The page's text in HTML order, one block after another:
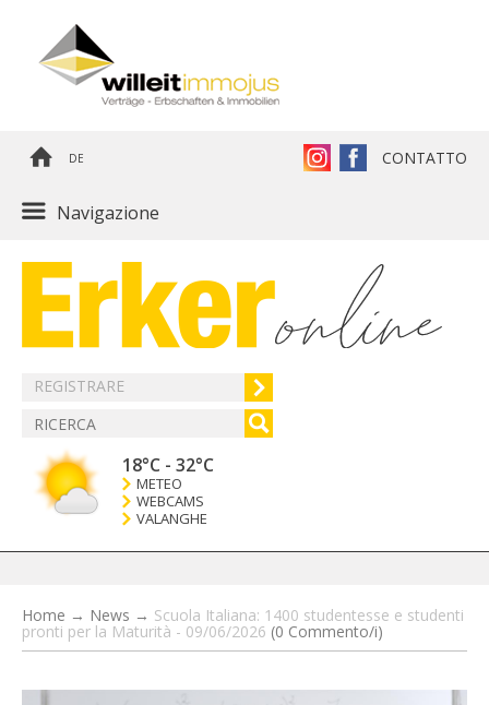
DE CONTATTO
Navigazione
REGISTRARE
18°C - 32°C
METEO
WEBCAMS
VALANGHE
Home → News → Scuola Italiana: 1400 studentesse e studenti
pronti per la Maturità - 09/06/2026 (0 Commento/i)